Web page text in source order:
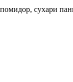
сухари